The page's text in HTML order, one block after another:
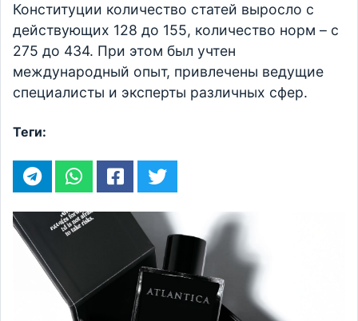
Конституции количество статей выросло с
действующих 128 до 155, количество норм – с
275 до 434. При этом был учтен
международный опыт, привлечены ведущие
специалисты и эксперты различных сфер.
Теги: